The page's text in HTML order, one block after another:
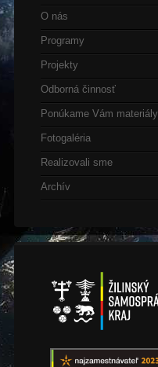
O nás
Programy
Projekty
Odborná činnosť
Ponúkame Vám materiály
Fotogaléria
Realizovali sme
Archív